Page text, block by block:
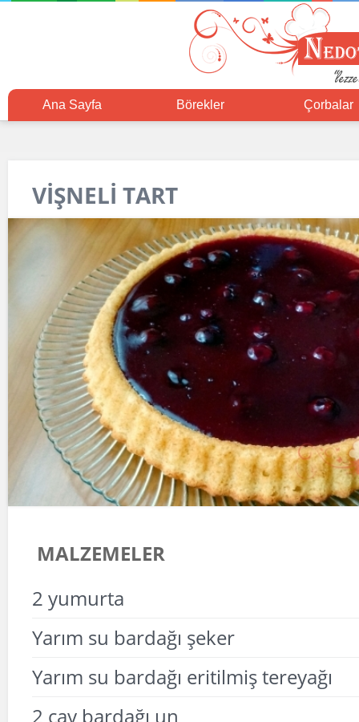
Ana Sayfa Börekler Çorbalar
VİŞNELİ TART
MALZEMELER
2 yumurta
Yarım su bardağı şeker
Yarım su bardağı eritilmiş tereyağı
2 çay bardağı un